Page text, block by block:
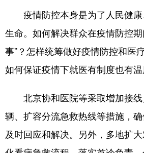
彩票 娱乐 时尚
公益 一带一路 亚
文化产业
地方频道
北京 天津 河
辽宁 吉林 上
疫情防控本身是为了人民健康
生命。如何解决群众在疫情防控
事”？怎样统筹做好疫情防控和医
如何保证疫情下就医有制度也有温
北京协和医院等采取增加接线
辆、扩容分流急救热线等措施，
及时回应和解决。另外，多地扩